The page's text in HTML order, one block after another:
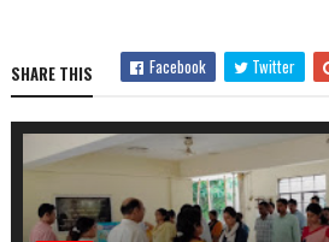
SHARE THIS Facebook Twitter